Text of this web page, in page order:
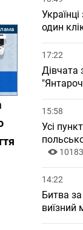
один
17:22
Дівчата
15:58
Усі
10183
14:22
Битва
виїзний